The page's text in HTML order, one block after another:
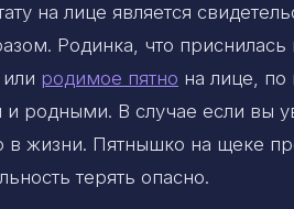
на лице является
Родинка, что
родимое пятно на лице,
родными. В случае если вы
в жизни. Пятнышко на щеке
терять опасно.